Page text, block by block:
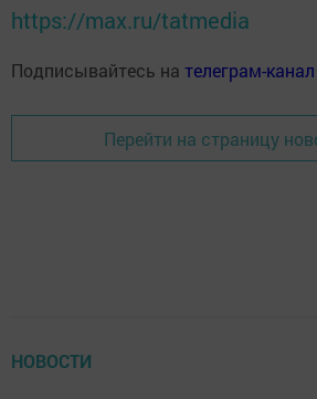
https://max.ru/tatmedia
Подписывайтесь на телеграм-
Перейти на страницу
НОВОСТИ